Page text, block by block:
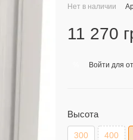
Нет в наличии
11 270
Войти для
Высота
300 400